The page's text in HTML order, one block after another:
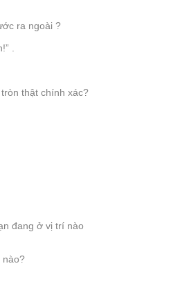
ra ngoài ?
.
thật chính xác?
đang ở vị trí nào
nào?